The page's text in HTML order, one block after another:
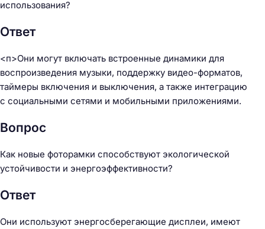
использования?
Ответ
<п>Они могут включать встроенные динамики для
воспроизведения музыки, поддержку видео-форматов,
таймеры включения и выключения, а также интеграцию
с социальными сетями и мобильными приложениями.
Вопрос
Как новые фоторамки способствуют экологической
устойчивости и энергоэффективности?
Ответ
Они используют энергосберегающие дисплеи, имеют